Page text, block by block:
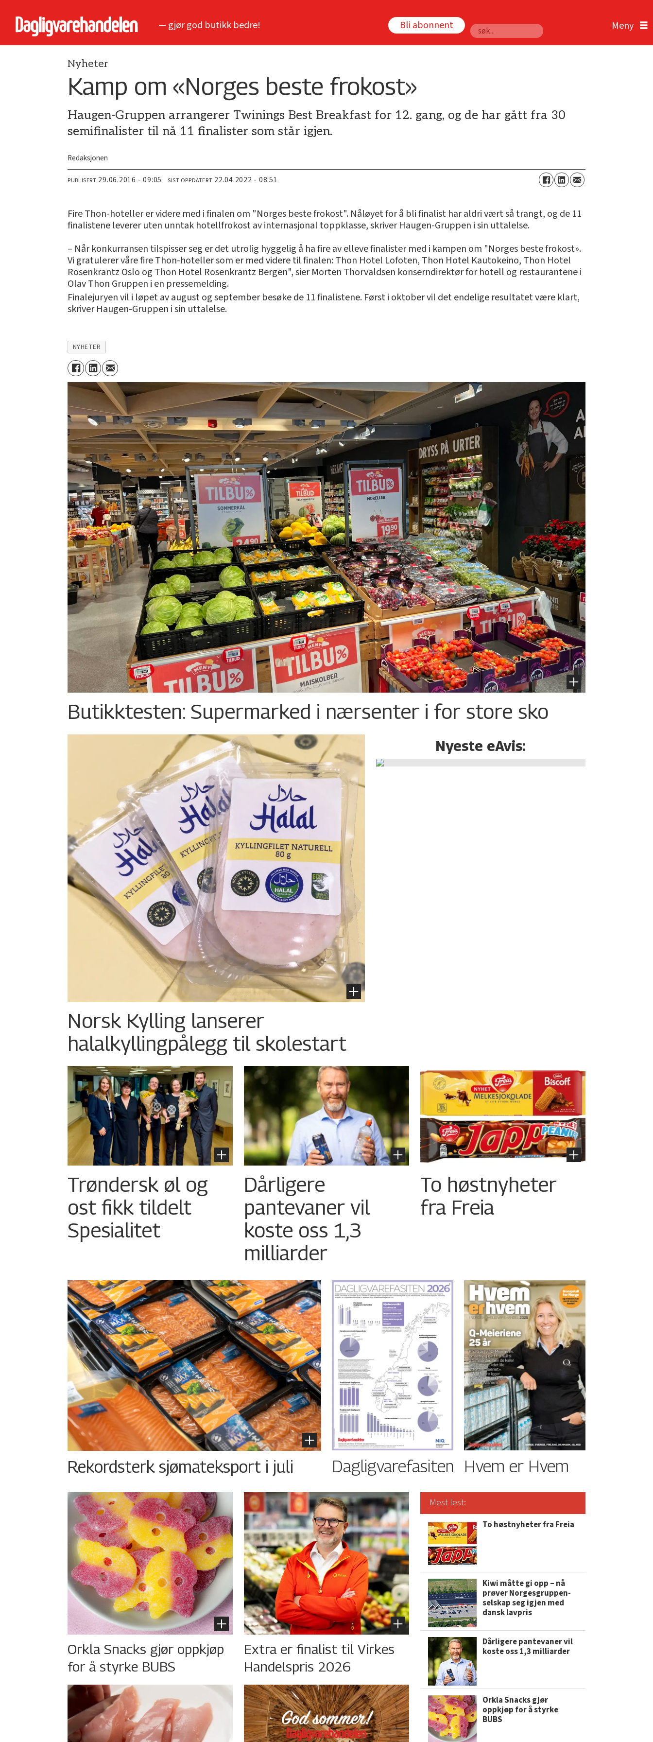
— gjør god butikk bedre! Bli abonnent
Søk
Nyheter
Kamp om «Norges beste frokost»
Haugen-Gruppen arrangerer Twinings Best Breakfast for 12. gang, og de har gått fra 30
semifinalister til nå 11 finalister som står igjen.
Redaksjonen
PUBLISERT 29.06.2016 - 09:05 SIST OPPDATERT 22.04.2022 - 08:51
Fire Thon-hoteller er videre med i finalen om "Norges beste frokost". Nåløyet for å bli finalist har aldri vært så trangt, og de 11
finalistene leverer uten unntak hotellfrokost av internasjonal toppklasse, skriver Haugen-Gruppen i sin uttalelse.
– Når konkurransen tilspisser seg er det utrolig hyggelig å ha fire av elleve finalister med i kampen om "Norges beste frokost».
Vi gratulerer våre fire Thon-hoteller som er med videre til finalen: Thon Hotel Lofoten, Thon Hotel Kautokeino, Thon Hotel
Rosenkrantz Oslo og Thon Hotel Rosenkrantz Bergen", sier Morten Thorvaldsen konserndirektør for hotell og restaurantene i
Olav Thon Gruppen i en pressemelding.
Finalejuryen vil i løpet av august og september besøke de 11 finalistene. Først i oktober vil det endelige resultatet være klart,
skriver Haugen-Gruppen i sin uttalelse.
NYHETER
Butikktesten: Supermarked i nærsenter i for store sko
Norsk Kylling lanserer
halalkylling­pålegg til skolestart
Nyeste eAvis:
Trøndersk øl og
ost fikk tildelt
Spesialitet
Dårligere
pantevaner vil
koste oss 1,3
milliarder
To høstnyheter
fra Freia
Rekordsterk sjømateksport i juli Dagligvarefasiten Hvem er Hvem
Orkla Snacks gjør oppkjøp
for å styrke BUBS
Extra er finalist til Virkes
Handelspris 2026
Mest lest:
To høstnyheter fra Freia
Kiwi måtte gi opp – nå
prøver Norgesgruppen-
selskap seg igjen med
dansk lavpris
Dårligere pantevaner vil
koste oss 1,3 milliarder
Orkla Snacks gjør
oppkjøp for å styrke
BUBS